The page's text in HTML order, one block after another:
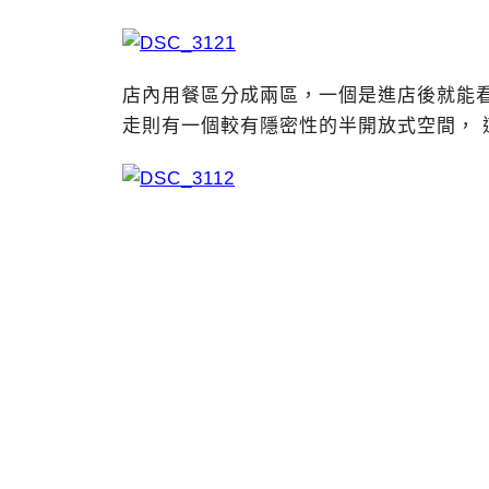
店內用餐區分成兩區，一個是進店後就能
走則有一個較有隱密性的半開放式空間，